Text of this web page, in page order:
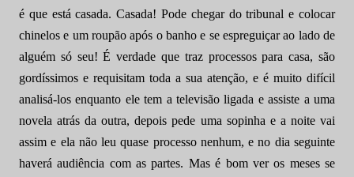
é que está casada. Casada! Pode chegar do tribunal e colocar
chinelos e um roupão após o banho e se espreguiçar ao lado de
alguém só seu! É verdade que traz processos para casa, são
gordíssimos e requisitam toda a sua atenção, e é muito difícil
analisá-los enquanto ele tem a televisão ligada e assiste a uma
novela atrás da outra, depois pede uma sopinha e a noite vai
assim e ela não leu quase processo nenhum, e no dia seguinte
haverá audiência com as partes. Mas é bom ver os meses se